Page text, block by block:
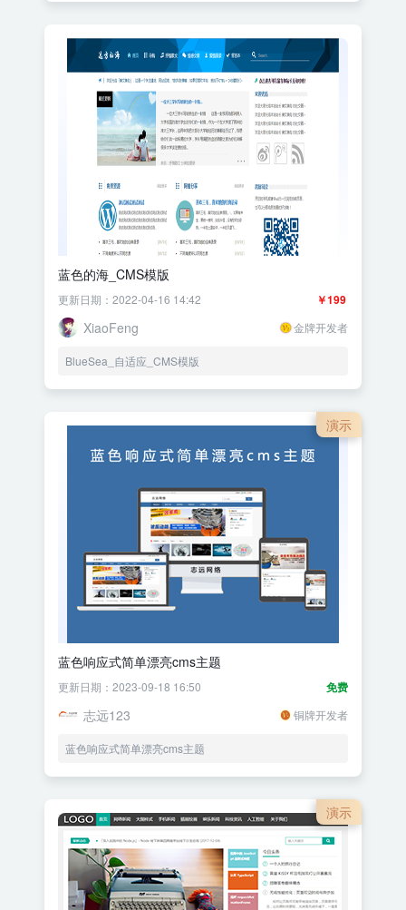
蓝色的海_CMS模版
￥199
更新日期：2022-04-16 14:42
XiaoFeng 金牌开发者
BlueSea_自适应_CMS模版
演示
蓝色响应式简单漂亮cms主题
免费
更新日期：2023-09-18 16:50
志远123 铜牌开发者
蓝色响应式简单漂亮cms主题
演示